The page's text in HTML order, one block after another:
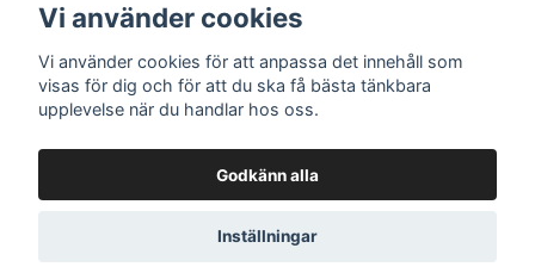
Sociala medier
© 2026 Yta
Vi använder cookies
Vi använder cookies för att anpassa det innehåll som
visas för dig och för att du ska få bästa tänkbara
upplevelse när du handlar hos oss.
Godkänn alla
Inställningar